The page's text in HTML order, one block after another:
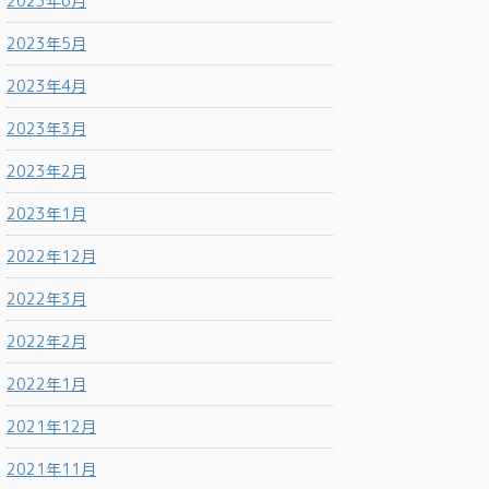
2023年5月
2023年4月
2023年3月
2023年2月
2023年1月
2022年12月
2022年3月
2022年2月
2022年1月
2021年12月
2021年11月